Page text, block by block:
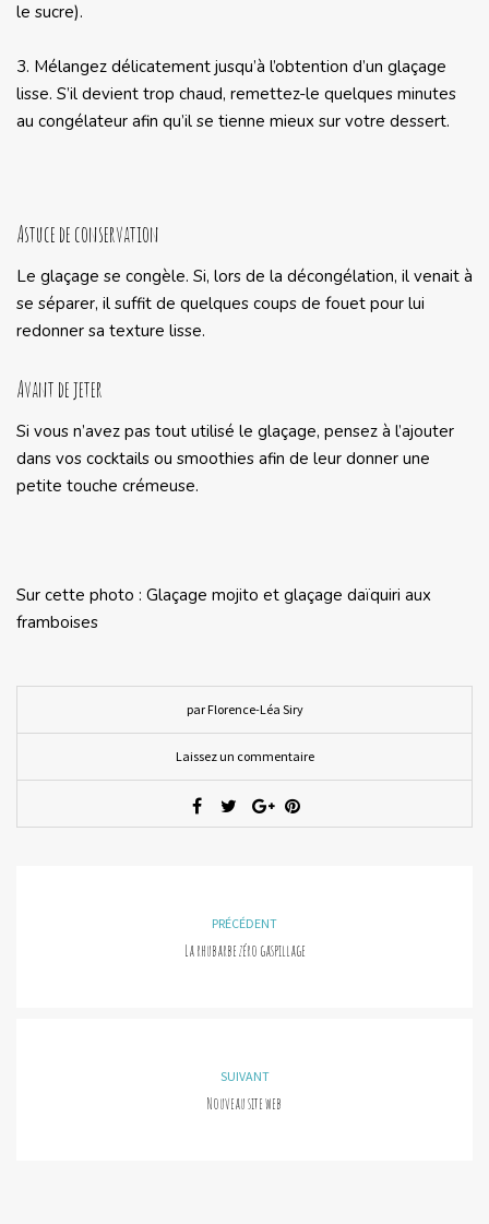
le sucre).
3. Mélangez délicatement jusqu’à l’obtention d’un glaçage
lisse. S’il devient trop chaud, remettez-le quelques minutes
au congélateur afin qu’il se tienne mieux sur votre dessert.
Astuce de conservation
Le glaçage se congèle. Si, lors de la décongélation, il venait à
se séparer, il suffit de quelques coups de fouet pour lui
redonner sa texture lisse.
Avant de jeter
Si vous n’avez pas tout utilisé le glaçage, pensez à l’ajouter
dans vos cocktails ou smoothies afin de leur donner une
petite touche crémeuse.
Sur cette photo : Glaçage mojito et glaçage daïquiri aux
framboises
par Florence-Léa Siry
Laissez un commentaire
PRÉCÉDENT
La rhubarbe zéro gaspillage
SUIVANT
Nouveau site web